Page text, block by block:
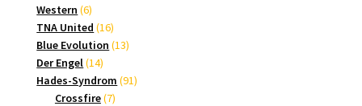
Western 66
Produkte
TNA United 1616
Produkte
Blue Evolution 1313
Der Engel 1414
Produkte
Hades-Syndrom 9191
Crossfire 77